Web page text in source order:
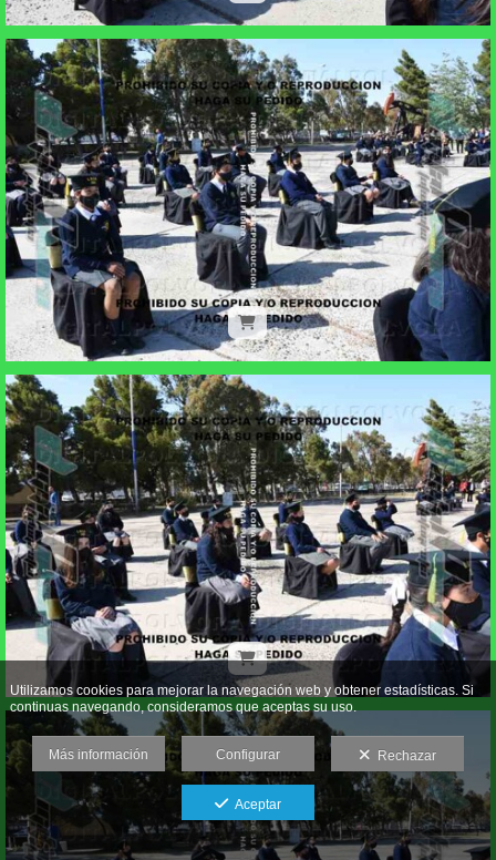
Utilizamos cookies para mejorar la navegación web y obtener estadísticas. Si
continuas navegando, consideramos que aceptas su uso.
Más información Configurar Rechazar
Aceptar